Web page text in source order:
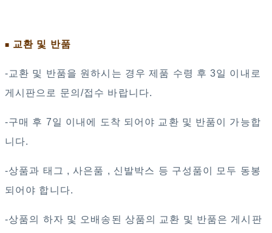
■ 교환 및 반품
-교환 및 반품을 원하시는 경우 제품 수령 후 3일 이내로
게시판으로 문의/접수 바랍니다.
-구매 후 7일 이내에 도착 되어야 교환 및 반품이 가능합
니다.
-상품과 태그 , 사은품 , 신발박스 등 구성품이 모두 동봉
되어야 합니다.
-상품의 하자 및 오배송된 상품의 교환 및 반품은 게시판